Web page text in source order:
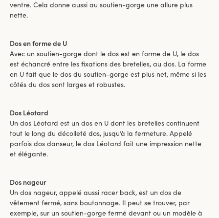
ventre. Cela donne aussi au soutien-gorge une allure plus
nette.
Dos en forme de U
Avec un soutien-gorge dont le dos est en forme de U, le dos
est échancré entre les fixations des bretelles, au dos. La forme
en U fait que le dos du soutien-gorge est plus net, même si les
côtés du dos sont larges et robustes.
Dos Léotard
Un dos Léotard est un dos en U dont les bretelles continuent
tout le long du décolleté dos, jusqu’à la fermeture. Appelé
parfois dos danseur, le dos Léotard fait une impression nette
et élégante.
Dos nageur
Un dos nageur, appelé aussi racer back, est un dos de
vêtement fermé, sans boutonnage. Il peut se trouver, par
exemple, sur un soutien-gorge fermé devant ou un modèle à